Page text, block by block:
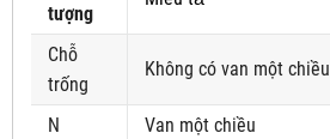
tượng
Chỗ
trống
Không có van một chiều
N
Van một chiều